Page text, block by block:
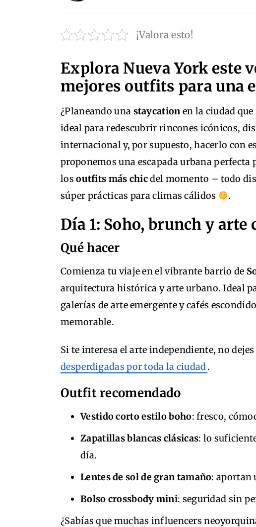
¡Valora esto!
Explora Nueva York este
mejores outfits para una
¿Planeando una staycation en la ciudad
ideal para redescubrir rincones icónicos,
internacional y, por supuesto, hacerlo con
proponemos una escapada urbana perfecta
losoutfits más chicdel momento – todo
súper prácticas para climas cálidos
.
Día 1: Soho, brunch y arte
Qué hacer
Comienza tu viaje en el vibrante barrio de
arquitectura histórica y arte urbano. Ideal
galerías de arte emergente y cafés
memorable.
Si te interesa el arte independiente, no
desperdigadas por toda la ciudad.
Outfit recomendado
Vestido corto estilo boho: fresco,
Zapatillas blancas clásicas: lo
día.
Lentes de sol de gran tamaño: aportan
Bolso crossbody mini: seguridad sin
¿Sabías que muchas influencers